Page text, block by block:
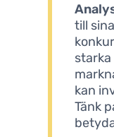
till
kan
Tänk